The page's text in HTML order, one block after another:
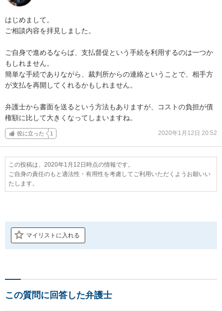
はじめまして。
ご相談内容を拝見しました。
ご自身で進めるならば、支払督促という手続を利用するのは一つか
もしれません。
簡単な手続でありながら、裁判所からの連絡ということで、相手方
が支払を再開してくれるかもしれません。
弁護士から書面を送るという方法もありますが、コストの負担が債
権額に比して大きくなってしまいますね。
役に立った 1 2020年1月12日 20:52
この投稿は、2020年1月12日時点の情報です。
ご自身の責任のもと適法性・有用性を考慮してご利用いただくようお願いい
たします。
マイリストに入れる
この質問に回答した弁護士